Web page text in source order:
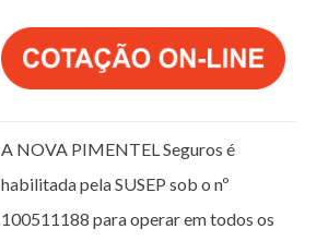
A NOVA PIMENTEL Seguros é
habilitada pela SUSEP sob o nº
100511188 para operar em todos os